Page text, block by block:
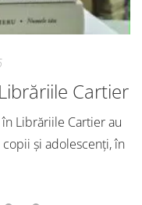
Cartier
Librăriile Cartier au
și adolescenți, în